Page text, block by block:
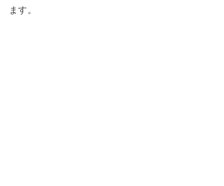
ます。